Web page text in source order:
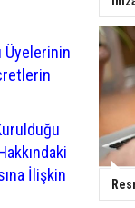
Üyelerinin
İlişkin